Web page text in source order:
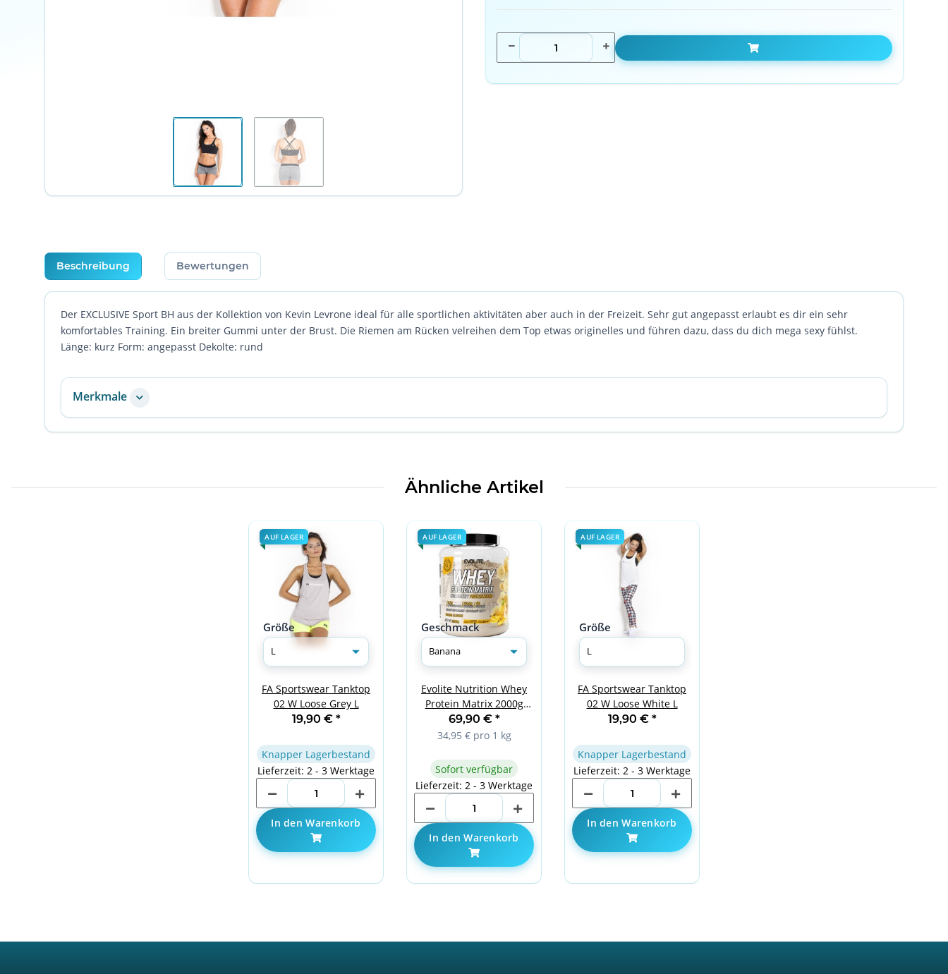
In den Warenkorb
weitere Registerkarten anzeigen
Beschreibung Bewertungen
Der EXCLUSIVE Sport BH aus der Kollektion von Kevin Levrone ideal für alle sportlichen aktivitäten aber auch in der Freizeit. Sehr gut angepasst erlaubt es dir ein sehr
komfortables Training. Ein breiter Gummi unter der Brust. Die Riemen am Rücken velreihen dem Top etwas originelles und führen dazu, dass du dich mega sexy fühlst.
Länge: kurz Form: angepasst Dekolte: rund
Merkmale
Ähnliche Artikel
AUF LAGER
Größe
FA Sportswear Tanktop
02 W Loose Grey L
19,90 € *
Knapper Lagerbestand
Lieferzeit: 2 - 3 Werktage
In den Warenkorb
AUF LAGER
Geschmack
Evolite Nutrition Whey
Protein Matrix 2000g
Banana
69,90 € *
34,95 € pro 1 kg
Sofort verfügbar
Lieferzeit: 2 - 3 Werktage
In den Warenkorb
AUF LAGER
Größe
FA Sportswear Tanktop
02 W Loose White L
19,90 € *
Knapper Lagerbestand
Lieferzeit: 2 - 3 Werktage
In den Warenkorb